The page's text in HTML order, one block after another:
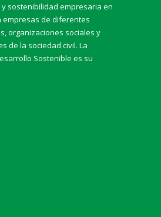
sostenibilidad empresaria en
empresas de diferentes
organizaciones sociales y
de la sociedad civil. La
Sostenible es su